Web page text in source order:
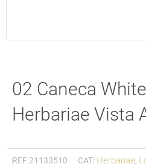
02 Caneca
Herbariae Vista
REF 21133510 CAT: Herbariae,